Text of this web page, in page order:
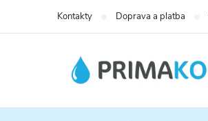
Kontakty Doprava a platba